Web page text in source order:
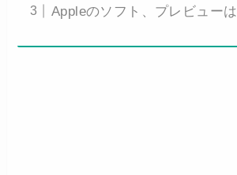
Appleのソフト、プレビューは